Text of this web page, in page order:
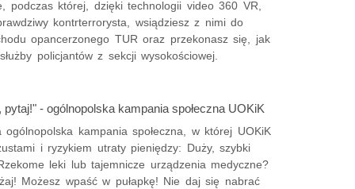
podczas której, dzięki technologii video 360 VR,
kontrterrorysta, wsiądziesz z nimi do
opancerzonego TUR oraz przekonasz się, jak
policjantów z sekcji wysokościowej.
- ogólnopolska kampania społeczna UOKiK
ogólnopolska kampania społeczna, w której UOKiK
i ryzykiem utraty pieniędzy: Duży, szybki
leki lub tajemnicze urządzenia medyczne?
Możesz wpaść w pułapkę! Nie daj się nabrać